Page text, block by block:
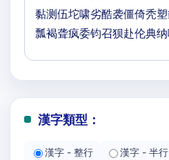
漢字類型：
漢字 - 整行 漢字 - 半行